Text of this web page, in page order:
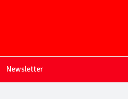
Newsletter